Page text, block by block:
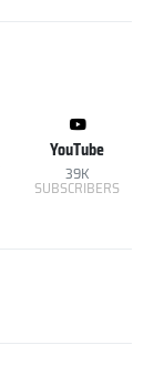
YouTube
39K
SUBSCRIBERS